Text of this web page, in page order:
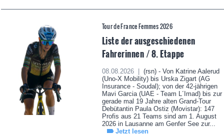
Tour de France Femmes 2026
Liste der ausgeschiedenen
Fahrerinnen / 8. Etappe
08.08.2026 |
(rsn) - Von Katrine Aalerud
(Uno-X Mobility) bis Urska Zigart (AG
Insurance - Soudal); von der 42-jährigen
Mavi Garcia (UAE - Team L´Imad) bis zur
gerade mal 19 Jahre alten Grand-Tour
Debütantin Paula Ostiz (Movistar): 147
Profis aus 21 Teams sind am 1. August
2026 in Lausanne am Genfer See zur...
Jetzt lesen